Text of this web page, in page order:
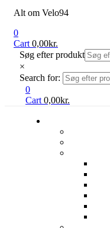
Alt om Velo94
0
Cart 0,00kr.
Søg efter produkt
×
Search for:
0
Cart 0,00kr.